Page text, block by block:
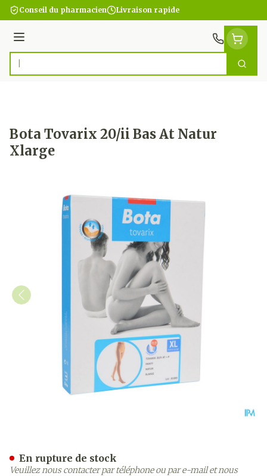
Aller au contenu
Conseil du pharmacien Livraison rapide
Menu
Rechercher
Bota Tovarix 20/ii Bas At Natur
Xlarge
En rupture de stock
Veuillez nous contacter par téléphone ou par e-mail et nous